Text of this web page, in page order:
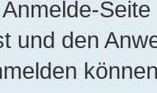
und den